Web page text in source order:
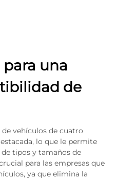
una
de
vehículos de cuatro
lo que le permite
tipos y tamaños de
para las empresas que
ya que elimina la